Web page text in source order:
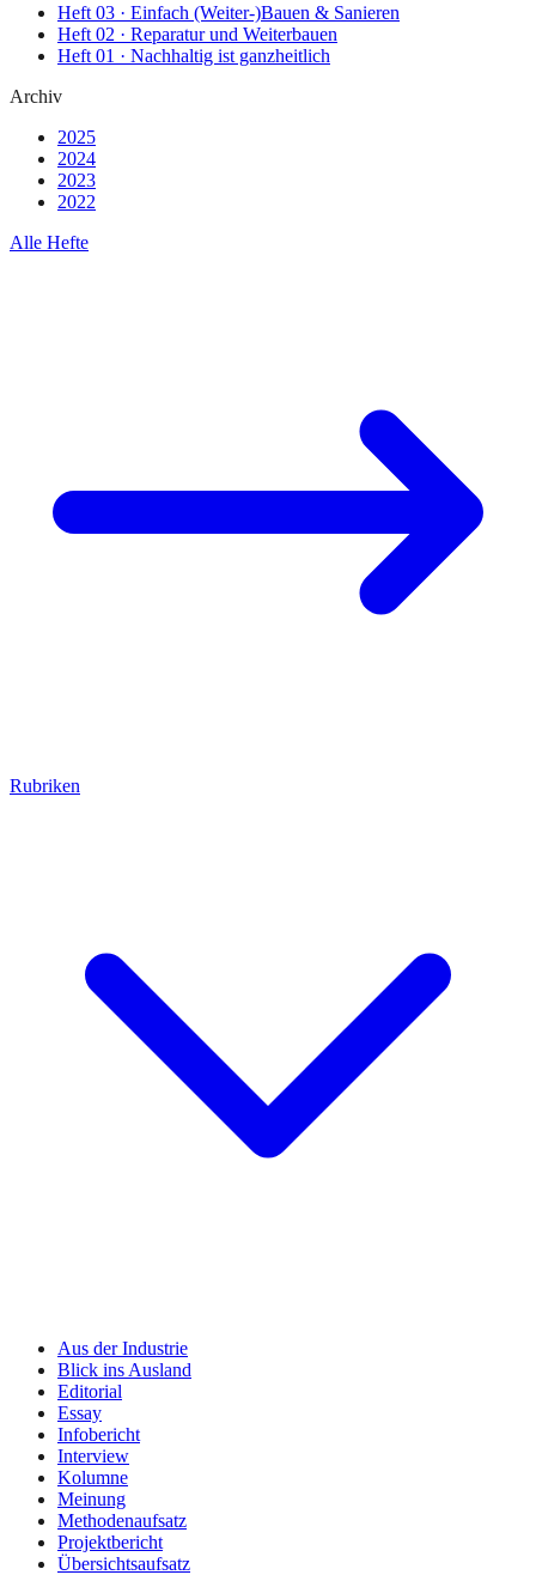
Heft 03 · Einfach (Weiter-)Bauen & Sanieren
Heft 02 · Reparatur und Weiterbauen
Heft 01 · Nachhaltig ist ganzheitlich
Archiv
2025
2024
2023
2022
Alle Hefte
Rubriken
Aus der Industrie
Blick ins Ausland
Editorial
Essay
Infobericht
Interview
Kolumne
Meinung
Methodenaufsatz
Projektbericht
Übersichtsaufsatz